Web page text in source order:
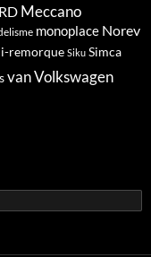
Meccano
monoplace Norev
remorque Siku Simca
vanVolkswagen